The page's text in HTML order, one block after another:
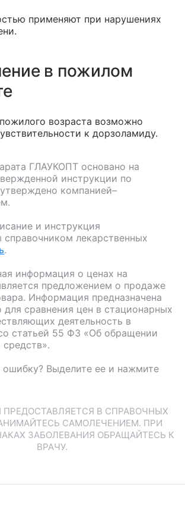
применяют при нарушениях
в пожилом
возраста возможно
к дорзоламиду.
ГЛАУКОПТ основано на
инструкции по
компанией–
и инструкция
справочником лекарственных
.
информация о ценах на
предложением о продаже
Информация предназначена
для сравнения цен в стационарных
деятельность в
статьей 55 ФЗ «Об обращении
Выделите ее и нажмите
В СПРАВОЧНЫХ
САМОЛЕЧЕНИЕМ. ПРИ
ЗАБОЛЕВАНИЯ ОБРАЩАЙТЕСЬ К
ВРАЧУ.